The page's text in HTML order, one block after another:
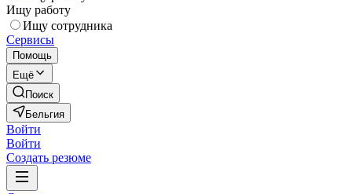
Ищу работу
Ищу сотрудника
Сервисы
Помощь
Ещё
Поиск
Бельгия
Войти
Войти
Создать резюме